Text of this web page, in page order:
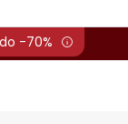
-70%